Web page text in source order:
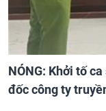
NÓNG: Khởi tố
đốc công ty